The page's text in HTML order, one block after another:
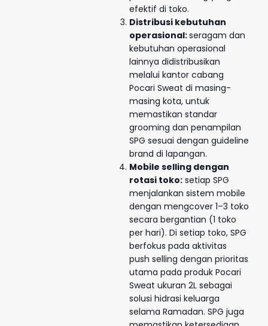
efektif di toko.
Distribusi kebutuhan
operasional:seragam dan
kebutuhan operasional
lainnya didistribusikan
melalui kantor cabang
Pocari Sweat di masing-
masing kota, untuk
memastikan standar
grooming dan penampilan
SPG sesuai dengan guideline
brand di lapangan.
Mobile selling dengan
rotasi toko: setiap SPG
menjalankan sistem mobile
dengan mengcover 1–3 toko
secara bergantian (1 toko
per hari). Di setiap toko, SPG
berfokus pada aktivitas
push selling dengan prioritas
utama pada produk Pocari
Sweat ukuran 2L sebagai
solusi hidrasi keluarga
selama Ramadan. SPG juga